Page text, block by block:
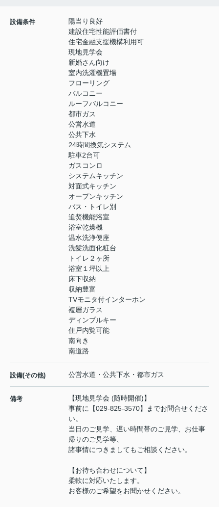
設備条件
陽当り良好
建設住宅性能評価書付
住宅金融支援機構利用可
現地見学会
新婚さん向け
室内洗濯機置場
フローリング
バルコニー
ルーフバルコニー
都市ガス
公営水道
公共下水
24時間換気システム
駐車2台可
ガスコンロ
システムキッチン
対面式キッチン
オープンキッチン
バス・トイレ別
追焚機能浴室
浴室乾燥機
温水洗浄便座
洗髪洗面化粧台
トイレ２ヶ所
浴室１坪以上
床下収納
収納豊富
TVモニタ付インターホン
複層ガラス
ディンプルキー
住戸内覧可能
南向き
南道路
設備(その他) 公営水道・公共下水・都市ガス
備考
【現地見学会 (随時開催)】
事前に【029-825-3570】までお問合せくださ
い。
当日のご見学、遅い時間帯のご見学、お仕事
帰りのご見学等、
諸事情につきましてもご相談ください。
【お待ち合わせについて】
柔軟に対応いたします。
お客様のご希望をお聞かせください。